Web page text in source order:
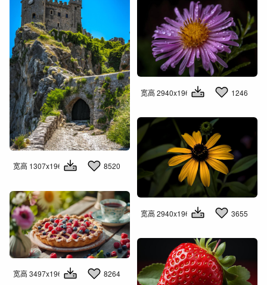
宽高 1307x1960 8520
宽高 2940x1960 1246
宽高 2940x1960 3655
宽高 3497x1960 8264